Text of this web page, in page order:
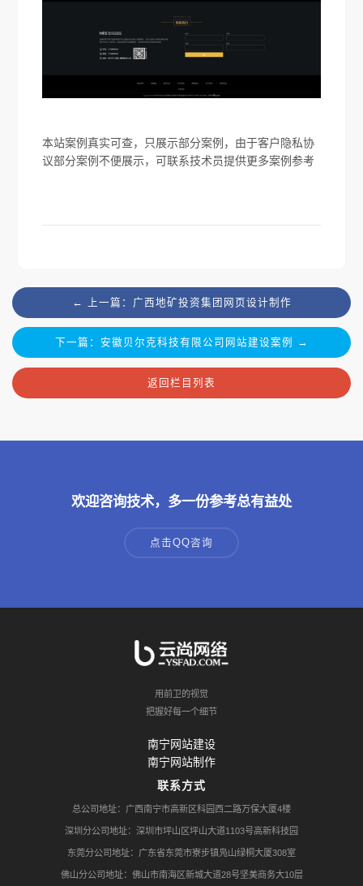
本站案例真实可查，只展示部分案例，由于客户隐私协
议部分案例不便展示，可联系技术员提供更多案例参考
← 上一篇：广西地矿投资集团网页设计制作
下一篇：安徽贝尔克科技有限公司网站建设案例 →
返回栏目列表
欢迎咨询技术，多一份参考总有益处
点击QQ咨询
用前卫的视觉
把握好每一个细节
南宁网站建设
南宁网站制作
联系方式
总公司地址：广西南宁市高新区科园西二路万保大厦4楼
深圳分公司地址：深圳市坪山区坪山大道1103号高新科技园
东莞分公司地址：广东省东莞市寮步镇凫山绿桐大厦308室
佛山分公司地址：佛山市南海区新城大道28号坚美商务大10层